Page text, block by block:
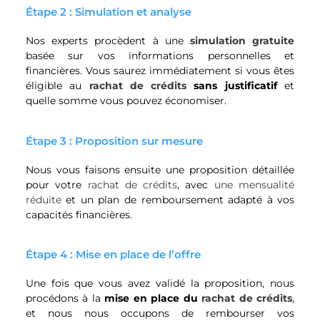
Étape 2 : Simulation et analyse
Nos experts procèdent à une simulation gratuite
basée sur vos informations personnelles et
financières. Vous saurez immédiatement si vous êtes
éligible au rachat de crédits sans justificatifet
quelle somme vous pouvez économiser.
Étape 3 : Proposition sur mesure
Nous vous faisons ensuite une proposition détaillée
pour votre rachat de crédits, avec une mensualité
réduiteet un plan de remboursement adapté à vos
capacités financières.
Étape 4 : Mise en place de l’offre
Une fois que vous avez validé la proposition, nous
procédons à la mise en place du rachat de crédits,
et nous nous occupons de rembourser vos